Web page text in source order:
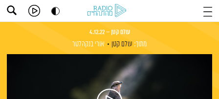
עולם קטן – 4.12.22
מתוך: עולם קטן אורי בנקהלטר